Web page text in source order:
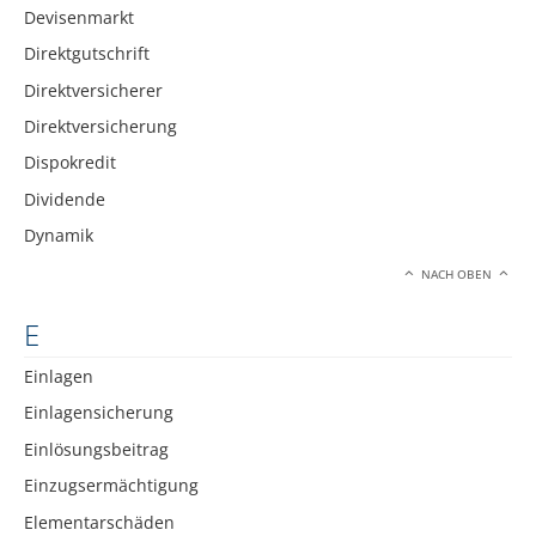
Devisenmarkt
Direktgutschrift
Direktversicherer
Direktversicherung
Dispokredit
Dividende
Dynamik
NACH OBEN
E
Einlagen
Einlagensicherung
Einlösungsbeitrag
Einzugsermächtigung
Elementarschäden